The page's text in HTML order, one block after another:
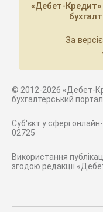
«Дебет-
За
© 2012-2026 «Дебет-
бухгалтерський портал.
Суб'єкт у сфері
02725
Використання
згодою редакції